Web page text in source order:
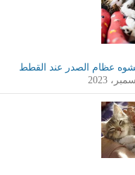
عظام الصدر عند القطط